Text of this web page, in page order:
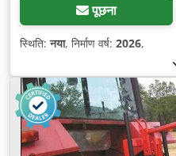
पूछना
स्थिति:नया, निर्माण वर्ष: 2026,